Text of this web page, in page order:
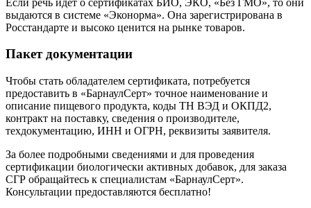
выдаются в системе «Эконорма». Она зарегистрирована в
Росстандарте и высоко ценится на рынке товаров.
Пакет документации
Чтобы стать обладателем сертификата, потребуется
предоставить в «БарнаулСерт» точное наименование и
описание пищевого продукта, коды ТН ВЭД и ОКПД2,
контракт на поставку, сведения о производителе,
техдокументацию, ИНН и ОГРН, реквизиты заявителя.
За более подробными сведениями и для проведения
сертификации биологически активных добавок, для заказа
СГР обращайтесь к специалистам «БарнаулСерт».
Консультации предоставляются бесплатно!